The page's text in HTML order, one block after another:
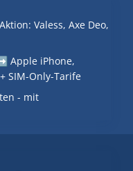
Valess, Axe Deo,
Apple iPhone,
SIM-Only-Tarife
- mit